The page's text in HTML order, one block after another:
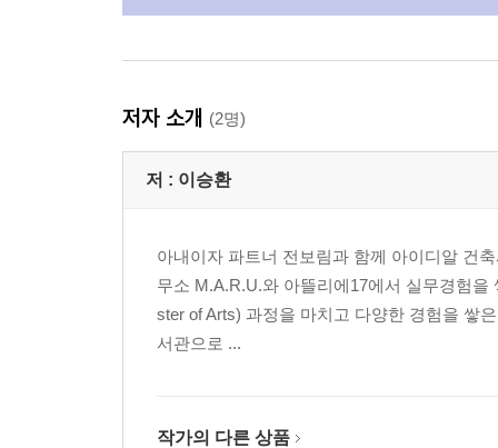
저자 소개 (2명)
저 : 이승환
아내이자 파트너 전보림과 함께 아이디알 건
무소 M.A.R.U.와 아뜰리에17에서 실무경험
ster of Arts) 과정을 마치고 다양한 경험을 쌓
서관으로 ...
작가의 다른 상품